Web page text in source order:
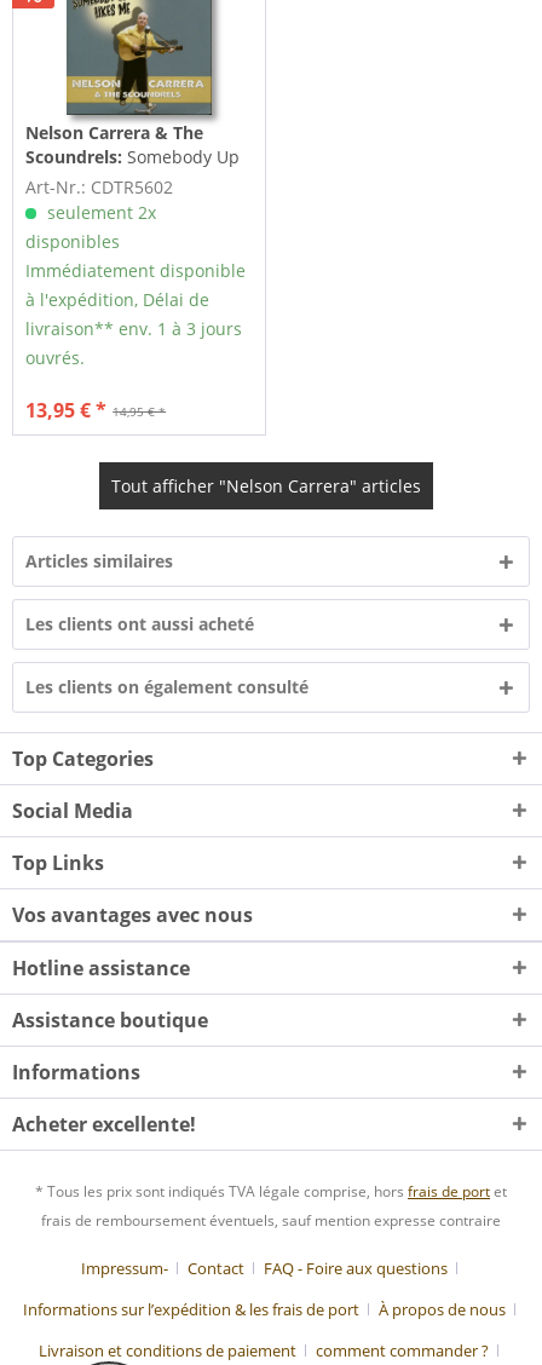
Nelson Carrera & The
Scoundrels: Somebody Up
There Likes Me (CD)
Art-Nr.: CDTR5602
seulement 2x
disponibles
Immédiatement disponible
à l'expédition, Délai de
livraison** env. 1 à 3 jours
ouvrés.
14,95 € *
13,95 € *
Tout afficher "Nelson Carrera" articles
Articles similaires
Les clients ont aussi acheté
Les clients on également consulté
Top Categories
Social Media
Top Links
Vos avantages avec nous
Hotline assistance
Assistance boutique
Informations
Acheter excellente!
* Tous les prix sont indiqués TVA légale comprise, hors frais de portet
frais de remboursement éventuels, sauf mention expresse contraire
Impressum- Contact
FAQ - Foire aux questions
Informations sur l’expédition & les frais de port
À propos de nous
Livraison et conditions de paiement
comment commander ?